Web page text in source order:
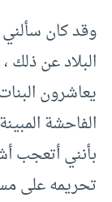
وقد كان
البلاد عن ذلك
يعاشرون
الفاحشة
بأنني أتعجب
تحريمه على